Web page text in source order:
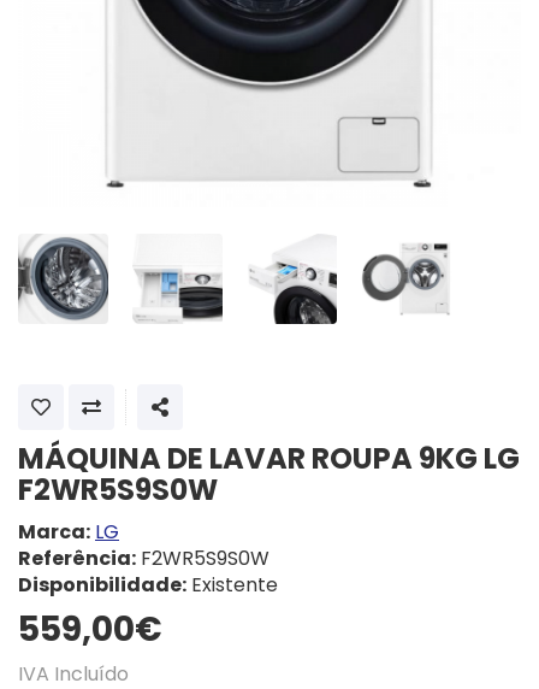
SHARE
MÁQUINA DE LAVAR ROUPA 9KG LG
F2WR5S9S0W
Marca: LG
Referência: F2WR5S9S0W
Disponibilidade: Existente
559,00€
IVA Incluído